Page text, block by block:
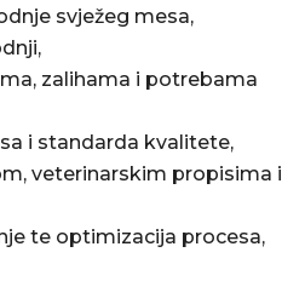
svježeg mesa,
zalihama i potrebama
i standarda kvalitete,
veterinarskim propisima i
te optimizacija procesa,